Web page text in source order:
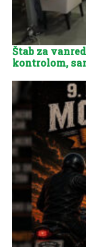
Štab za
kontrolom,